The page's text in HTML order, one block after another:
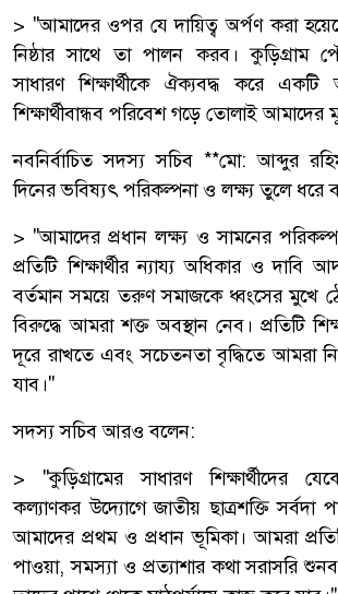
> "আমাদের ওপর যে দায়িত্ব অর্পণ করা
নিষ্ঠার সাথে তা পালন করব।
সাধারণ শিক্ষার্থীকে ঐক্যবদ্ধ করে
শিক্ষার্থীবান্ধব পরিবেশ গড়ে তোলাই আমাদের
নবনির্বাচিত সদস্য সচিব **মো: আব্দুর
দিনের ভবিষ্যৎ পরিকল্পনা ও লক্ষ্য তুলে ধরে
> "আমাদের প্রধান লক্ষ্য ও সামনের
প্রতিটি শিক্ষার্থীর ন্যায্য অধিকার ও দাবি
বর্তমান সময়ে তরুণ সমাজকে ধ্বংসের মুখে
বিরুদ্ধে আমরা শক্ত অবস্থান নেব। প্রতিটি
দূরে রাখতে এবং সচেতনতা বৃদ্ধিতে আমরা
যাব।"
সদস্য সচিব আরও বলেন:
> "কুড়িগ্রামের সাধারণ শিক্ষার্থীদের
কল্যাণকর উদ্যোগে জাতীয় ছাত্রশক্তি সর্বদা
আমাদের প্রথম ও প্রধান ভূমিকা। আমরা
পাওয়া, সমস্যা ও প্রত্যাশার কথা সরাসরি